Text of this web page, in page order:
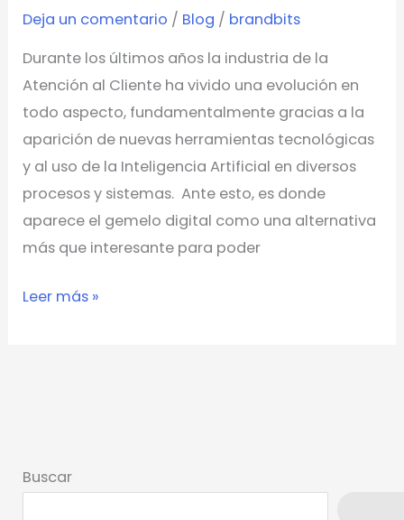
Deja un comentario / Blog / brandbits
Durante los últimos años la industria de la
Atención al Cliente ha vivido una evolución en
todo aspecto, fundamentalmente gracias a la
aparición de nuevas herramientas tecnológicas
y al uso de la Inteligencia Artificial en diversos
procesos y sistemas. Ante esto, es donde
aparece el gemelo digital como una alternativa
más que interesante para poder
Leer más »
Buscar